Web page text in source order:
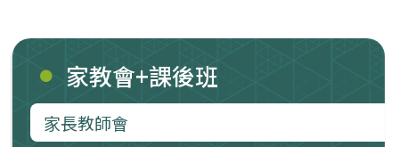
家教會+課後班
家長教師會